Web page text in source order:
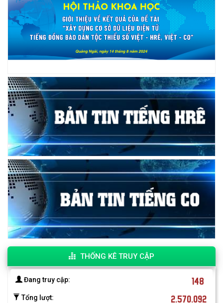
THỐNG KÊ TRUY CẬP
148
Đang truy cập:
2.570.092
Tổng lượt: